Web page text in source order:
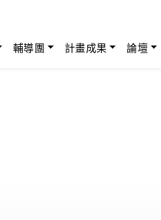
輔導團 計畫成果 論壇